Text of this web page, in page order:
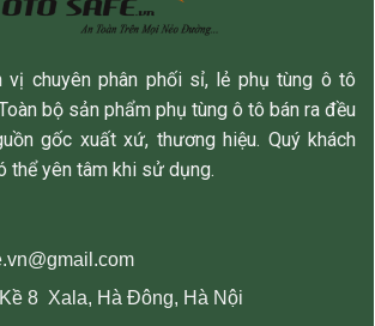
vị chuyên phân phối sỉ, lẻ phụ tùng ô tô
bộ sản phẩm phụ tùng ô tô bán ra đều
gốc xuất xứ, thương hiệu. Quý khách
thể yên tâm khi sử dụng.
8 Xala, Hà Đông, Hà Nội